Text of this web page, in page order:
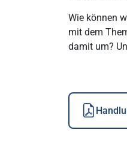
Wie können
mit dem
damit um?